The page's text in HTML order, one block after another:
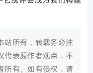
站所有，转载务必注
代表原作者观点，不
所有。如有侵权，请